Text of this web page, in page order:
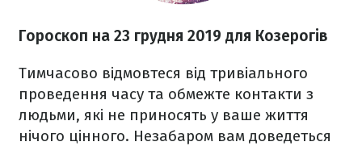
Гороскоп на 23 грудня 2019 для Козерогів
Тимчасово відмовтеся від тривіального
проведення часу та обмежте контакти з
людьми, які не приносять у ваше життя
нічого цінного. Незабаром вам доведеться